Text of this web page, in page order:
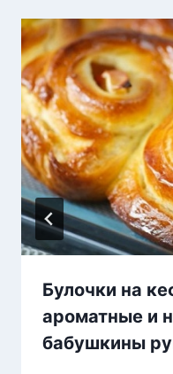
Булочки на
ароматные и
бабушкины